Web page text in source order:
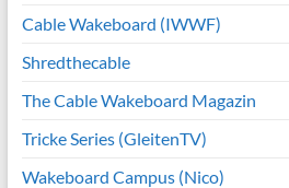
Cable Wakeboard (IWWF)
Shredthecable
The Cable Wakeboard Magazin
Tricke Series (GleitenTV)
Wakeboard Campus (Nico)